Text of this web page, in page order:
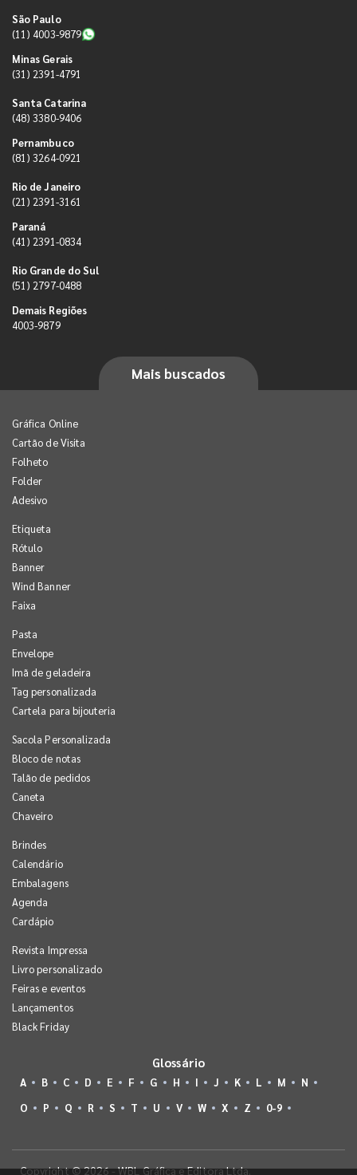
São Paulo
(11) 4003-9879
Minas Gerais
(31) 2391-4791
Santa Catarina
(48) 3380-9406
Pernambuco
(81) 3264-0921
Rio de Janeiro
(21) 2391-3161
Paraná
(41) 2391-0834
Rio Grande do Sul
(51) 2797-0488
Demais Regiões
4003-9879
Mais buscados
Gráfica Online
Cartão de Visita
Folheto
Folder
Adesivo
Etiqueta
Rótulo
Banner
Wind Banner
Faixa
Pasta
Envelope
Imã de geladeira
Tag personalizada
Cartela para bijouteria
Sacola Personalizada
Bloco de notas
Talão de pedidos
Caneta
Chaveiro
Brindes
Calendário
Embalagens
Agenda
Cardápio
Revista Impressa
Livro personalizado
Feiras e eventos
Lançamentos
Black Friday
Glossário
A B C D E F G H I J K L M
N
O
P Q R S T U V W X Z 0-9
Copyright © 2026 - WBL Gráfica e Editora Ltda.